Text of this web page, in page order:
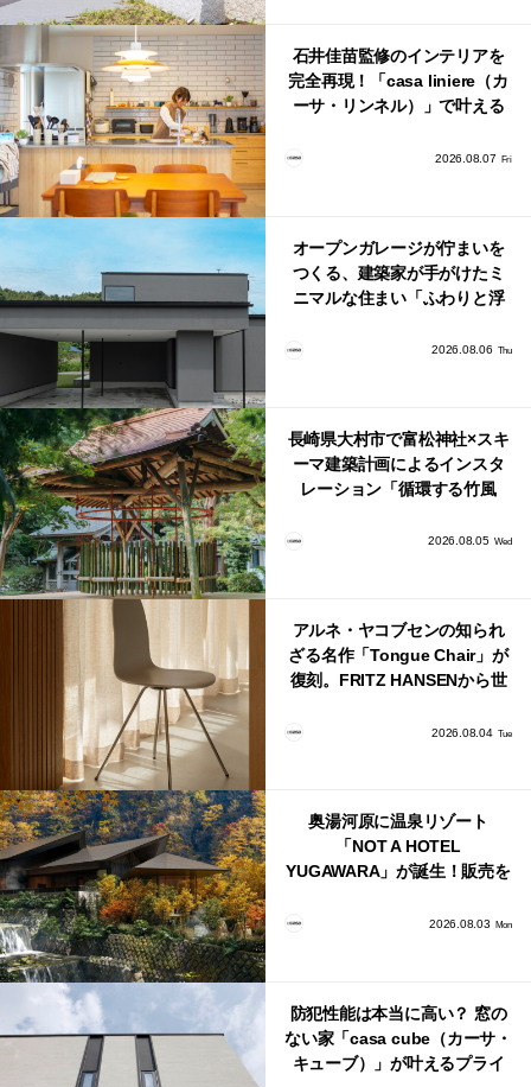
石井佳苗監修のインテリアを
完全再現！「casa liniere（カ
ーサ・リンネル）」で叶える
2026.08.07 Fri
オープンガレージが佇まいを
つくる、建築家が手がけたミ
ニマルな住まい「ふわりと浮
2026.08.06 Thu
長崎県大村市で富松神社×スキ
ーマ建築計画によるインスタ
レーション「循環する竹風
2026.08.05 Wed
アルネ・ヤコブセンの知られ
ざる名作「Tongue Chair」が
復刻。FRITZ HANSENから世
2026.08.04 Tue
奥湯河原に温泉リゾート
「NOT A HOTEL
YUGAWARA」が誕生！販売を
2026.08.03 Mon
防犯性能は本当に高い？ 窓の
ない家「casa cube（カーサ・
キューブ）」が叶えるプライ